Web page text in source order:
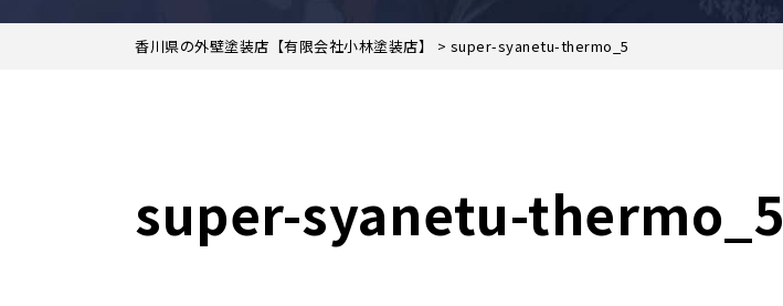
香川県の外壁塗装店【有限会社小林塗装店】 > super-syanetu-thermo_5
super-syanetu-thermo_5